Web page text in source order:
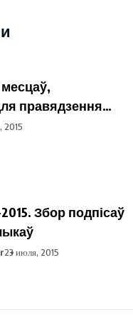
правядзення
збору
у
2015
Збор подпісаў
23 июля, 2015